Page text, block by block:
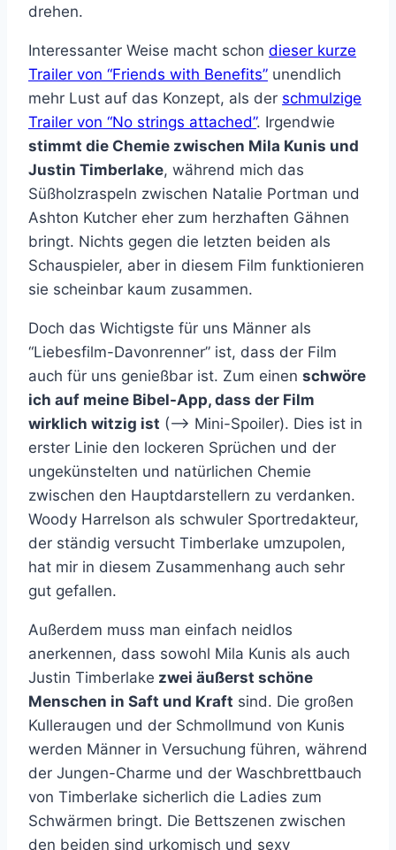
drehen.
Interessanter Weise macht schon dieser kurze
Trailer von “Friends with Benefits” unendlich
mehr Lust auf das Konzept, als der schmulzige
Trailer von “No strings attached”. Irgendwie
stimmt die Chemie zwischen Mila Kunis und
Justin Timberlake, während mich das
Süßholzraspeln zwischen Natalie Portman und
Ashton Kutcher eher zum herzhaften Gähnen
bringt. Nichts gegen die letzten beiden als
Schauspieler, aber in diesem Film funktionieren
sie scheinbar kaum zusammen.
Doch das Wichtigste für uns Männer als
“Liebesfilm-Davonrenner” ist, dass der Film
auch für uns genießbar ist. Zum einen schwöre
ich auf meine Bibel-App, dass der Film
wirklich witzig ist (–> Mini-Spoiler). Dies ist in
erster Linie den lockeren Sprüchen und der
ungekünstelten und natürlichen Chemie
zwischen den Hauptdarstellern zu verdanken.
Woody Harrelson als schwuler Sportredakteur,
der ständig versucht Timberlake umzupolen,
hat mir in diesem Zusammenhang auch sehr
gut gefallen.
Außerdem muss man einfach neidlos
anerkennen, dass sowohl Mila Kunis als auch
Justin Timberlake zwei äußerst schöne
Menschen in Saft und Kraft sind. Die großen
Kulleraugen und der Schmollmund von Kunis
werden Männer in Versuchung führen, während
der Jungen-Charme und der Waschbrettbauch
von Timberlake sicherlich die Ladies zum
Schwärmen bringt. Die Bettszenen zwischen
den beiden sind urkomisch und sexy